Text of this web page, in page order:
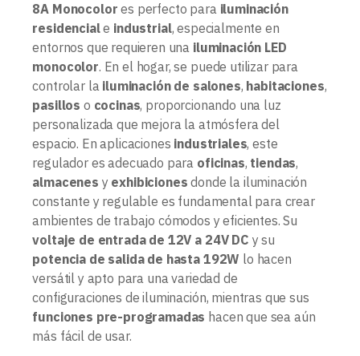
8A Monocolor es perfecto para iluminación
residenciale industrial, especialmente en
entornos que requieren una iluminación LED
monocolor. En el hogar, se puede utilizar para
controlar la iluminación de salones, habitaciones,
pasillos o cocinas, proporcionando una luz
personalizada que mejora la atmósfera del
espacio. En aplicaciones industriales, este
regulador es adecuado para oficinas, tiendas,
almacenes y exhibiciones donde la iluminación
constante y regulable es fundamental para crear
ambientes de trabajo cómodos y eficientes. Su
voltaje de entrada de 12V a 24V DC y su
potencia de salida de hasta 192W lo hacen
versátil y apto para una variedad de
configuraciones de iluminación, mientras que sus
funciones pre-programadas hacen que sea aún
más fácil de usar.